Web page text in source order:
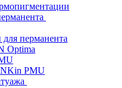
перманента
Optima
PMU